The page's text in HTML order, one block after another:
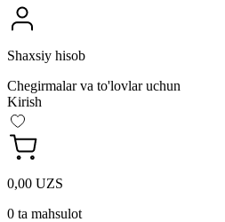
Shaxsiy hisob
Chegirmalar va to'lovlar uchun
Kirish
0,00 UZS
0 ta mahsulot